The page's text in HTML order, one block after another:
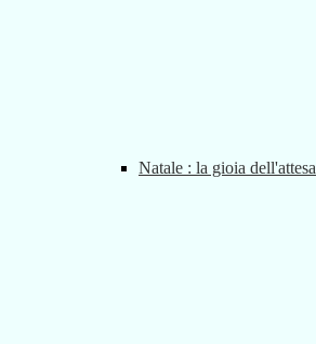
Natale : la gioia dell'attesa